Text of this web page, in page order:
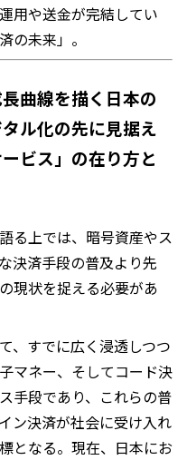
用や送金が完結してい
の未来」。
曲線を描く日本の
ル化の先に見据え
ビス」の在り方と
る上では、暗号資産やス
決済手段の普及より先
現状を捉える必要があ
、すでに広く浸透しつつ
マネー、そしてコード決
手段であり、これらの普
ン決済が社会に受け入れ
となる。現在、日本にお